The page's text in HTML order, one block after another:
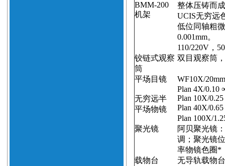
BMM-200
机架
整体压铸而
UCIS无穷远
低位同轴粗
0.001mm。
110/220V ，
铰链式观察
筒
双目观察筒
平场目镜 WF10X/20mm
无穷远半
平场物镜
Plan 4X/0.10
Plan 10X/0.25
Plan 40X/0.65
Plan 100X/
聚光镜
阿贝聚光镜：
调；聚光镜
率物镜色圈*
载物台
无导轨载物台